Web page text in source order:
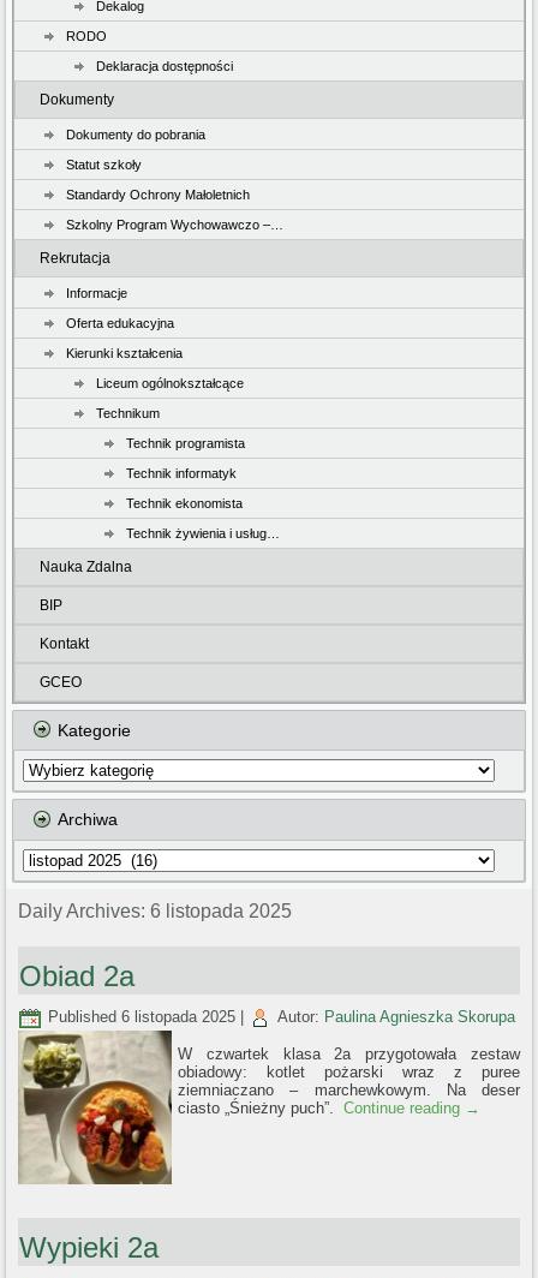
Dekalog
RODO
Deklaracja dostępności
Dokumenty
Dokumenty do pobrania
Statut szkoły
Standardy Ochrony Małoletnich
Szkolny Program Wychowawczo –…
Rekrutacja
Informacje
Oferta edukacyjna
Kierunki kształcenia
Liceum ogólnokształcące
Technikum
Technik programista
Technik informatyk
Technik ekonomista
Technik żywienia i usług…
Nauka Zdalna
BIP
Kontakt
GCEO
Kategorie
Kategorie
Archiwa
Archiwa
Daily Archives:6 listopada 2025
Obiad 2a
Published 6 listopada 2025 Autor: Paulina Agnieszka Skorupa
W czwartek klasa 2a przygotowała zestaw
obiadowy: kotlet pożarski wraz z puree
ziemniaczano – marchewkowym. Na deser
ciasto „Śnieżny puch”.Continue reading →
Wypieki 2a